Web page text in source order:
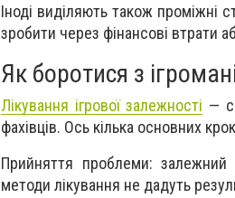
Іноді виділяють також
зробити через фінансові втрати
Як боротися з
Лікування ігрової залежності —
фахівців. Ось кілька основних
Прийняття проблеми:
методи лікування не дадуть